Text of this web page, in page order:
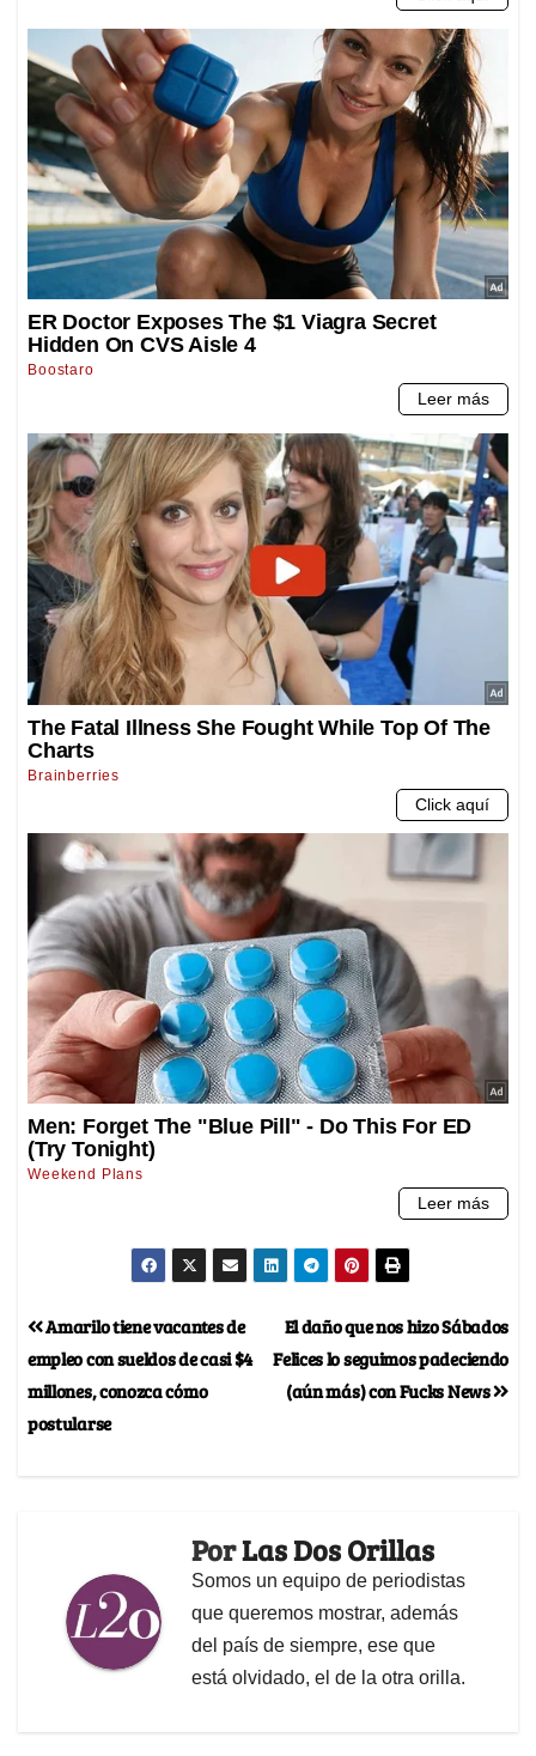
El daño que nos hizo Sábados
Felices lo seguimos padeciendo
(aún más) con Fucks News
Amarilo tiene vacantes de
empleo con sueldos de casi $4
millones, conozca cómo
postularse
PorLas Dos Orillas
Somos un equipo de periodistas
que queremos mostrar, además
del país de siempre, ese que
está olvidado, el de la otra orilla.